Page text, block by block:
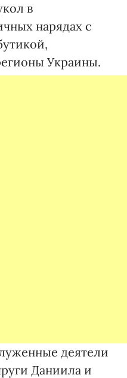
в
нарядах с
Украины.
деятели
Даниила и